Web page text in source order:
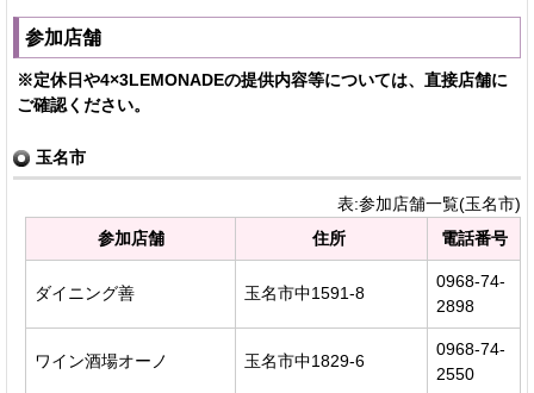
参加店舗
※定休日や4×3LEMONADEの提供内容等については、直接店舗に
ご確認ください。
玉名市
表:参加店舗一覧(玉名市)
参加店舗
住所 電話番号
ダイニング善 玉名市中1591-8
0968-74-
2898
ワイン酒場オーノ 玉名市中1829-6
0968-74-
2550